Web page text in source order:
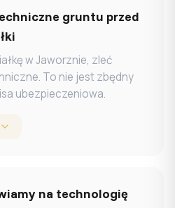
gruntu przed
w Jaworznie, zleć
To nie jest zbędny
ubezpieczeniowa.
na technologię